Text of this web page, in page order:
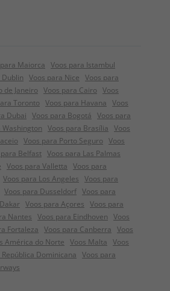
Maiorca Voos para Istambul
Voos para Nice Voos para
de Janeiro Voos para Cairo Voos
Toronto Voos para Havana Voos
Dubai Voos para Bogotá Voos para
Washington Voos para Brasília Voos
Voos para Porto Seguro Voos
Belfast Voos para Las Palmas
Voos para Valletta Voos para
Voos para Los Angeles Voos para
Voos para Dusseldorf Voos para
Voos para Açores Voos para
Nantes Voos para Eindhoven Voos
Fortaleza Voos para Canberra Voos
América do Norte Voos Malta Voos
Dominicana Voos para